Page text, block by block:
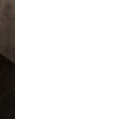
И
ЭКСКУРСИЙ
ПРАКТИК,